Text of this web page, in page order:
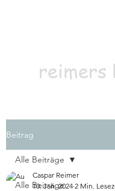
reimers
Beitrag
Alle Beiträge
Alle Beiträge
Caspar Reimer
10. Jan. 2024 2 Min.